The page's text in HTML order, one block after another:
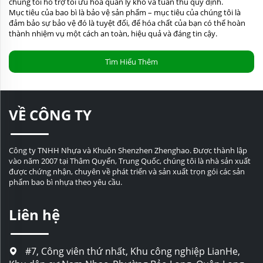
Mục tiêu của bao bì là bảo vệ sản phẩm – mục tiêu của chúng tôi là
đảm bảo sự bảo vệ đó là tuyệt đối, để hóa chất của bạn có thể hoàn
thành nhiệm vụ một cách an toàn, hiệu quả và đáng tin cậy.
Tìm Hiểu Thêm
VỀ CÔNG TY
Công ty TNHH Nhựa và Khuôn Shenzhen Zhenghao. Được thành lập
vào năm 2007 tại Thâm Quyến, Trung Quốc, chúng tôi là nhà sản xuất
được chứng nhận, chuyên về phát triển và sản xuất trọn gói các sản
phẩm bao bì nhựa theo yêu cầu.
Liên hệ
#7, Công viên thứ nhất, Khu công nghiệp LianHe,